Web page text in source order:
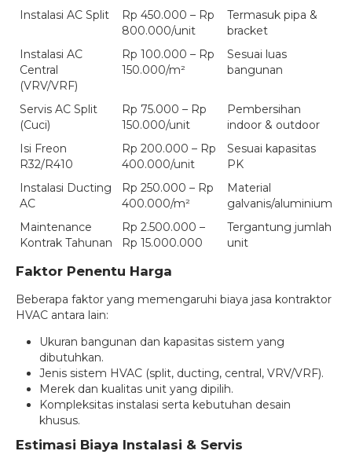
Instalasi AC Split
Rp 450.000 – Rp
800.000/unit
Termasuk pipa &
bracket
Instalasi AC
Central
(VRV/VRF)
Rp 100.000 – Rp
150.000/m²
Sesuai luas
bangunan
Servis AC Split
(Cuci)
Rp 75.000 – Rp
150.000/unit
Pembersihan
indoor & outdoor
Isi Freon
R32/R410
Rp 200.000 – Rp
400.000/unit
Sesuai kapasitas
PK
Instalasi Ducting
AC
Rp 250.000 – Rp
400.000/m²
Material
galvanis/aluminium
Maintenance
Kontrak Tahunan
Rp 2.500.000 –
Rp 15.000.000
Tergantung jumlah
unit
Faktor Penentu Harga
Beberapa faktor yang memengaruhi biaya jasa kontraktor
HVAC antara lain:
Ukuran bangunan dan kapasitas sistem yang
dibutuhkan.
Jenis sistem HVAC (split, ducting, central, VRV/VRF).
Merek dan kualitas unit yang dipilih.
Kompleksitas instalasi serta kebutuhan desain
khusus.
Estimasi Biaya Instalasi & Servis